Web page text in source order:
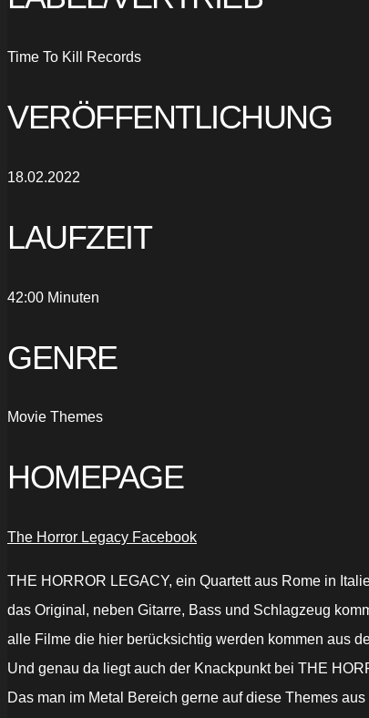
Time To Kill Records
VERÖFFENTLICHUNG
18.02.2022
LAUFZEIT
42:00 Minuten
GENRE
Movie Themes
HOMEPAGE
The Horror Legacy Facebook
THE HORROR LEGACY, ein Quartett aus Rome in
das Original, neben Gitarre, Bass und Schlagzeug
alle Filme die hier berücksichtig werden kommen aus
Und genau da liegt auch der Knackpunkt bei THE
Das man im Metal Bereich gerne auf diese Themes